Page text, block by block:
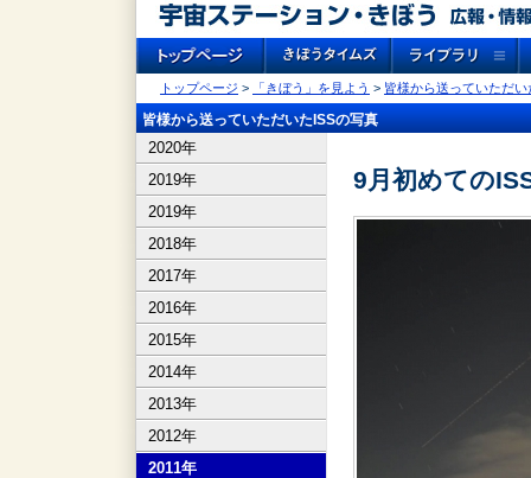
トップページ > 「きぼう」を見よう > 皆様から送っていただい
皆様から送っていただいたISSの写真
2020年
2019年
2019年
2018年
2017年
2016年
2015年
2014年
2013年
2012年
2011年
9月初めての